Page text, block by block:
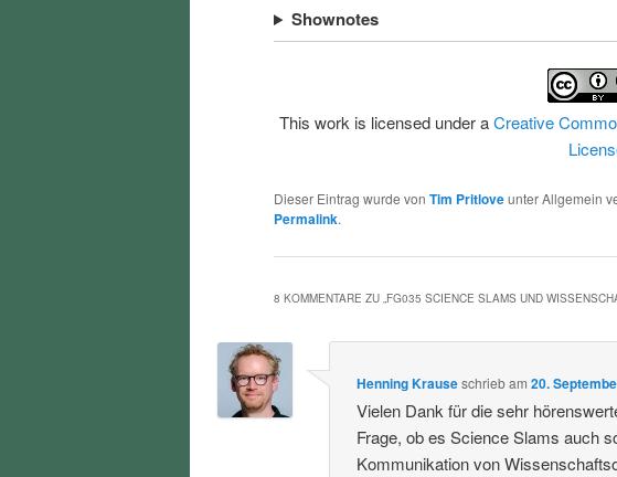
Shownotes
This work is licensed under aCreative
Dieser Eintrag wurde von Tim Pritloveunter Allgemein
Permalink.
8 KOMMENTARE ZU „FG035 SCIENCE SLAMS UND
Henning Krauseschriebam20.
Vielen Dank für die sehr
Frage, ob es Science Slams auch
Kommunikation von